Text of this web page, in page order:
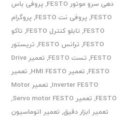
دهی سرو موتور FESTO
, پروفی باس
FESTO
, پروفی نت FESTO , پروگرام
FESTO
, تابلو کنترل FESTO , تاکو
FESTO
, ترانس FESTO , تریستور
FESTO
, تست FESTO ,
تعمیر Drive
FESTO
, تعمیر HMI FESTO , تعمیر
Inverter FESTO
,
تعمیر Motor
FESTO
, تعمیر Servo motor FESTO
,
تعمیر ابزار دقیق, تعمیر اتوماسیون